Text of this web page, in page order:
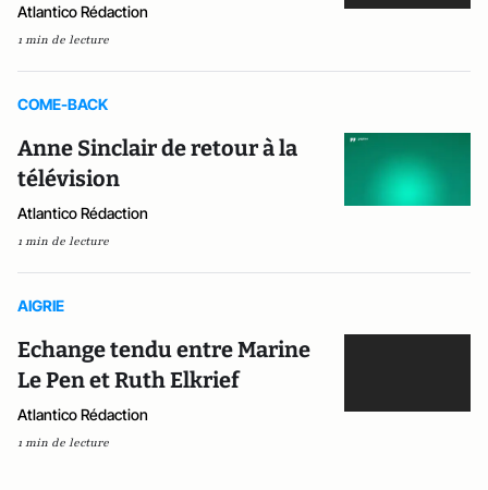
Atlantico Rédaction
1 min de lecture
COME-BACK
Anne Sinclair de retour à la
télévision
Atlantico Rédaction
1 min de lecture
AIGRIE
Echange tendu entre Marine
Le Pen et Ruth Elkrief
Atlantico Rédaction
1 min de lecture